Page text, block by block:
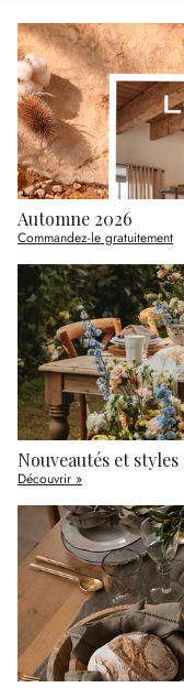
Automne 2026
Commandez-le gratuitement
Nouveautés et styles
Découvrir »